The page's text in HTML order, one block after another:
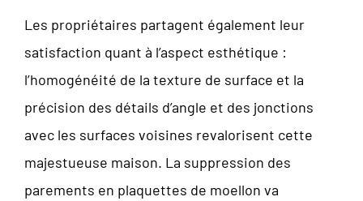
Les propriétaires partagent également leur
satisfaction quant à l’aspect esthétique :
l’homogénéité de la texture de surface et la
précision des détails d’angle et des jonctions
avec les surfaces voisines revalorisent cette
majestueuse maison. La suppression des
parements en plaquettes de moellon va